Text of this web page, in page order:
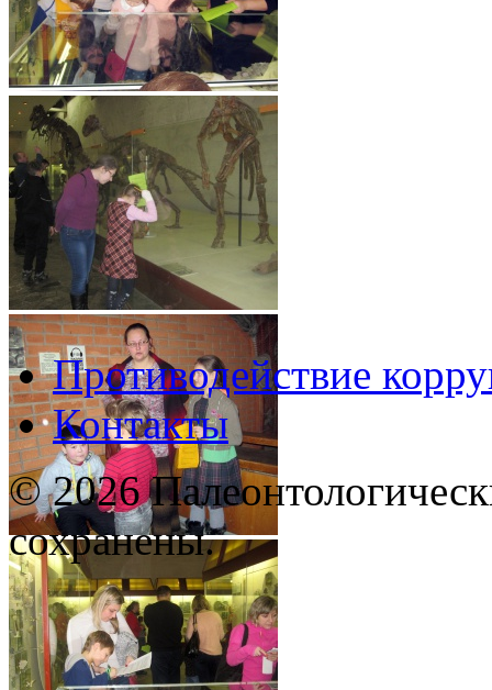
Противодействие
Контакты
© 2026
сохранены.